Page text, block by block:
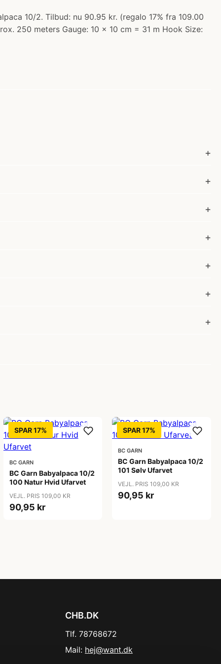
10/2. Tilbud: nu 90.95 kr. (regalo 17% fra 109.00
250 meters Gauge: 10 x 10 cm = 31 m Hook Size:
SPAR 17%
BC GARN
BC Garn Babyalpaca 10/2
100 Natur Hvid Ufarvet
VEJL. PRIS 109,00 KR
90,95 kr
SPAR 17%
BC GARN
BC Garn Babyalpaca 10/2
101 Sølv Ufarvet
VEJL. PRIS 109,00 KR
90,95 kr
CHB.DK
Tlf. 78768672
Mail: hej@want.dk